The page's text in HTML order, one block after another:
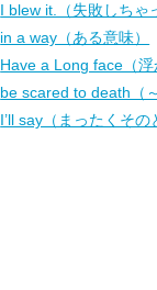
I blew it.（失敗しちゃ
in a way（ある意味）
Have a Long face（浮
be scared to death（
I’ll say（まったくその